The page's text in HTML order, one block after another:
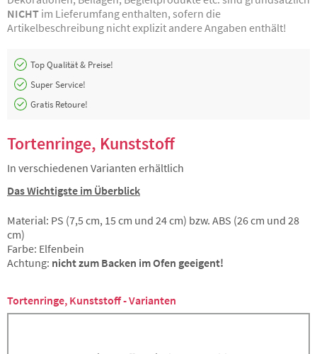
NICHT im Lieferumfang enthalten, sofern die
Artikelbeschreibung nicht explizit andere Angaben enthält!
Top Qualität & Preise!
Super Service!
Gratis Retoure!
Tortenringe, Kunststoff
In verschiedenen Varianten erhältlich
Das Wichtigste im Überblick
Material: PS (7,5 cm, 15 cm und 24 cm) bzw. ABS (26 cm und 28
cm)
Farbe: Elfenbein
Achtung: nicht zum Backen im Ofen geeigent!
Tortenringe, Kunststoff - Varianten